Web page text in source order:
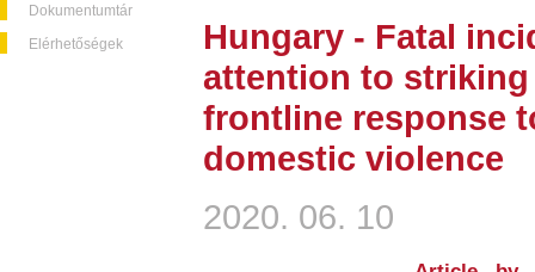
Dokumentumtár
Elérhetőségek
Hungary - Fatal
attention to
frontline response
domestic violence
2020. 06. 10